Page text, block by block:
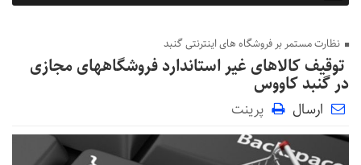
نظارت مستمر بر فروشگاه های اینترنتی گنبد
توقیف کالاهای غیر استاندارد فروشگاههای مجازی
در گنبد کاووس
ارسال پرینت